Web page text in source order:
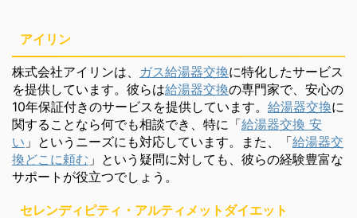
アイリン
株式会社アイリンは、 ガス給湯器交換に特化したサービス
を提供しています。彼らは給湯器交換の専門家で、安心の
10年保証付きのサービスを提供しています。 給湯器交換に
関することなら何でも相談でき、特に「給湯器交換 安
い 」というニーズにも対応しています。また、「給湯器交
換どこに頼む 」という疑問に対しても、彼らの経験豊富な
サポートが役立つでしょう。
セレンディピティ・アルティメットダイエット